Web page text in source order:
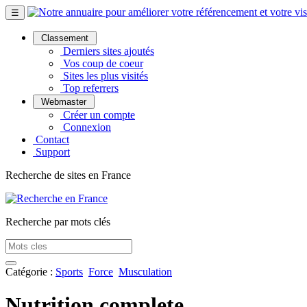
☰
Classement
Derniers sites ajoutés
Vos coup de coeur
Sites les plus visités
Top referrers
Webmaster
Créer un compte
Connexion
Contact
Support
Recherche de sites en France
Recherche par mots clés
Catégorie : Sports Force Musculation